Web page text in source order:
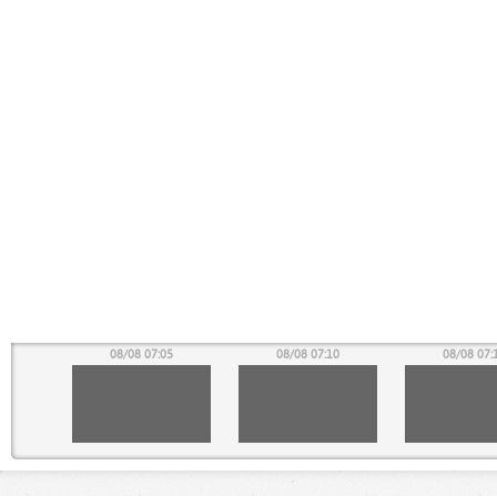
08/08 07:05 08/08 07:10 08/08